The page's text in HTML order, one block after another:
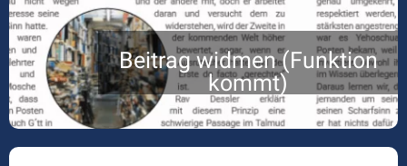
Beitrag widmen (Funktion
kommt)